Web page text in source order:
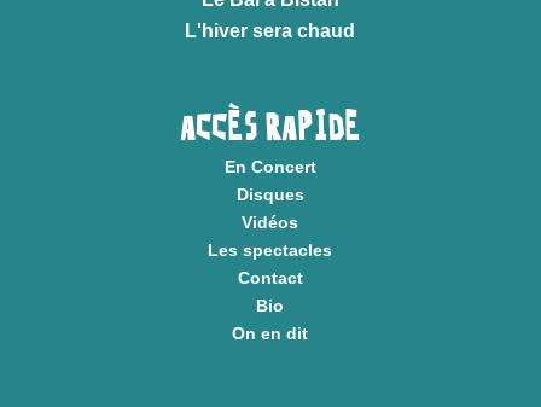
L'hiver sera chaud
ACCÈS RAPIDE
En Concert
Disques
Vidéos
Les spectacles
Contact
Bio
On en dit